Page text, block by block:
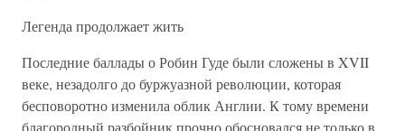
Легенда продолжает жить
Последние баллады о Робин Гуде были сложены в XVII
веке, незадолго до буржуазной революции, которая
бесповоротно изменила облик Англии. К тому времени
благородный разбойник прочно обосновался не только в